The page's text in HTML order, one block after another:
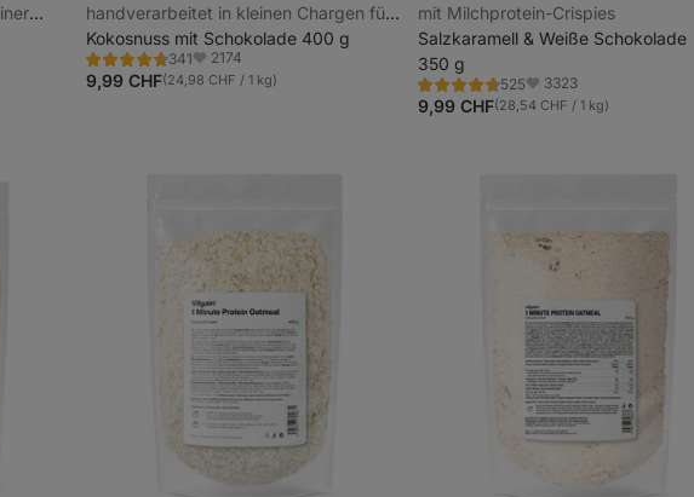
handverarbeitet in kleinen Chargen für
maximale Frische, gluten- und
zuckerfrei
Kokosnuss mit Schokolade 400 g
341
Bewertung
4.8/5,
341
Favoriten
2174
9,99 CHF(24,98 CHF / 1 kg)
mit Milchprotein-Crispies
Salzkaramell & Weiße Schokolade
350 g
525
Bewertung
4.7/5,
525
Favoriten
3323
9,99 CHF(28,54 CHF / 1 kg)